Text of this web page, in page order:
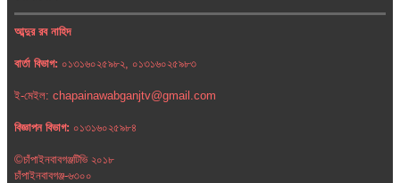
আব্দুর রব নাহিদ
বার্তা বিভাগ: ০১৩১৬০২৫৯৮২, ০১৩১৬০২৫৯৮৩
ই-মেইল: chapainawabganjtv@gmail.com
বিজ্ঞাপন বিভাগ: ০১৩১৬০২৫৯৮৪
©চাঁপাইনবাবগঞ্জটিভি ২০১৮
চাঁপাইনবাবগঞ্জ-৬৩০০